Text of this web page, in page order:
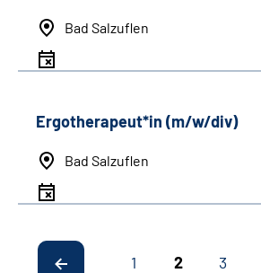
Bad Salzuflen
Ergotherapeut*in (m/w/div)
Bad Salzuflen
1 2 3